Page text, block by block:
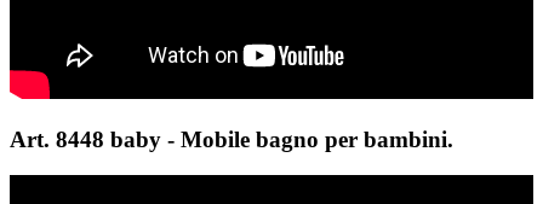
Art. 8448 baby - Mobile bagno per bambini.